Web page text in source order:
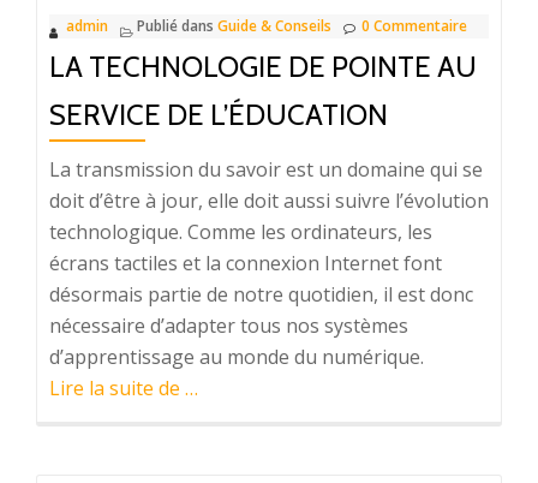
admin Publié dans Guide & Conseils 0 Commentaire
LA TECHNOLOGIE DE POINTE AU
SERVICE DE L’ÉDUCATION
La transmission du savoir est un domaine qui se
doit d’être à jour, elle doit aussi suivre l’évolution
technologique. Comme les ordinateurs, les
écrans tactiles et la connexion Internet font
désormais partie de notre quotidien, il est donc
nécessaire d’adapter tous nos systèmes
d’apprentissage au monde du numérique.
Lire la suite de à
…